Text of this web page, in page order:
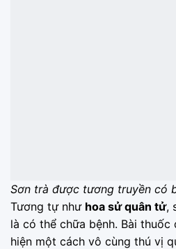
Sơn trà được tương truyền có
Tương tự như hoa sử quân tử,
là có thể chữa bệnh. Bài
hiện một cách vô cùng thú vị